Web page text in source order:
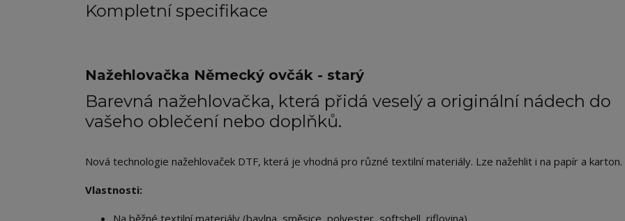
Kompletní specifikace
Nažehlovačka Německý ovčák - starý
Barevná nažehlovačka, která přidá veselý a originální nádech do
vašeho oblečení nebo doplňků.
Nová technologie nažehlovaček DTF, která je vhodná pro různé textilní materiály. Lze nažehlit i na papír a karton.
Vlastnosti:
Na běžné textilní materiály (bavlna, směsice, polyester, softshell, riflovina)